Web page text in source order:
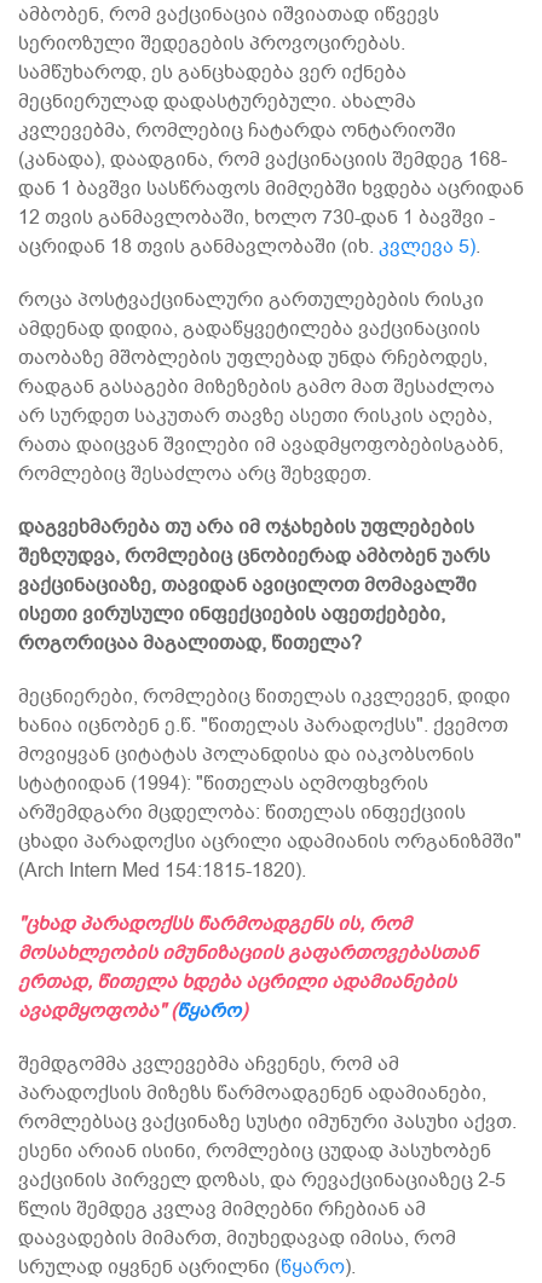
ამბობენ, რომ ვაქცინაცია იშვიათად იწვევს
სერიოზული შედეგების პროვოცირებას.
სამწუხაროდ, ეს განცხადება ვერ იქნება
მეცნიერულად დადასტურებული. ახალმა
კვლევებმა, რომლებიც ჩატარდა ონტარიოში
(კანადა), დაადგინა, რომ ვაქცინაციის შემდეგ 168-
დან 1 ბავშვი სასწრაფოს მიმღებში ხვდება აცრიდან
12 თვის განმავლობაში, ხოლო 730-დან 1 ბავშვი -
აცრიდან 18 თვის განმავლობაში (იხ. კვლევა 5).
როცა პოსტვაქცინალური გართულებების რისკი
ამდენად დიდია, გადაწყვეტილება ვაქცინაციის
თაობაზე მშობლების უფლებად უნდა რჩებოდეს,
რადგან გასაგები მიზეზების გამო მათ შესაძლოა
არ სურდეთ საკუთარ თავზე ასეთი რისკის აღება,
რათა დაიცვან შვილები იმ ავადმყოფობებისგაბნ,
რომლებიც შესაძლოა არც შეხვდეთ.
დაგვეხმარება თუ არა იმ ოჯახების უფლებების
შეზღუდვა, რომლებიც ცნობიერად ამბობენ უარს
ვაქცინაციაზე, თავიდან ავიცილოთ მომავალში
ისეთი ვირუსული ინფექციების აფეთქებები,
როგორიცაა მაგალითად, წითელა?
მეცნიერები, რომლებიც წითელას იკვლევენ, დიდი
ხანია იცნობენ ე.წ. "წითელას პარადოქსს". ქვემოთ
მოვიყვან ციტატას პოლანდისა და იაკობსონის
სტატიიდან (1994): "წითელას აღმოფხვრის
არშემდგარი მცდელობა: წითელას ინფექციის
ცხადი პარადოქსი აცრილი ადამიანის ორგანიზმში"
(Arch Intern Med 154:1815-1820).
"ცხად პარადოქსს წარმოადგენს ის, რომ
მოსახლეობის იმუნიზაციის გაფართოვებასთან
ერთად, წითელა ხდება აცრილი ადამიანების
ავადმყოფობა" (წყარო)
შემდგომმა კვლევებმა აჩვენეს, რომ ამ
პარადოქსის მიზეზს წარმოადგენენ ადამიანები,
რომლებსაც ვაქცინაზე სუსტი იმუნური პასუხი აქვთ.
ესენი არიან ისინი, რომლებიც ცუდად პასუხობენ
ვაქცინის პირველ დოზას, და რევაქცინაციაზეც 2-5
წლის შემდეგ კვლავ მიმღებნი რჩებიან ამ
დაავადების მიმართ, მიუხედავად იმისა, რომ
სრულად იყვნენ აცრილნი (წყარო).